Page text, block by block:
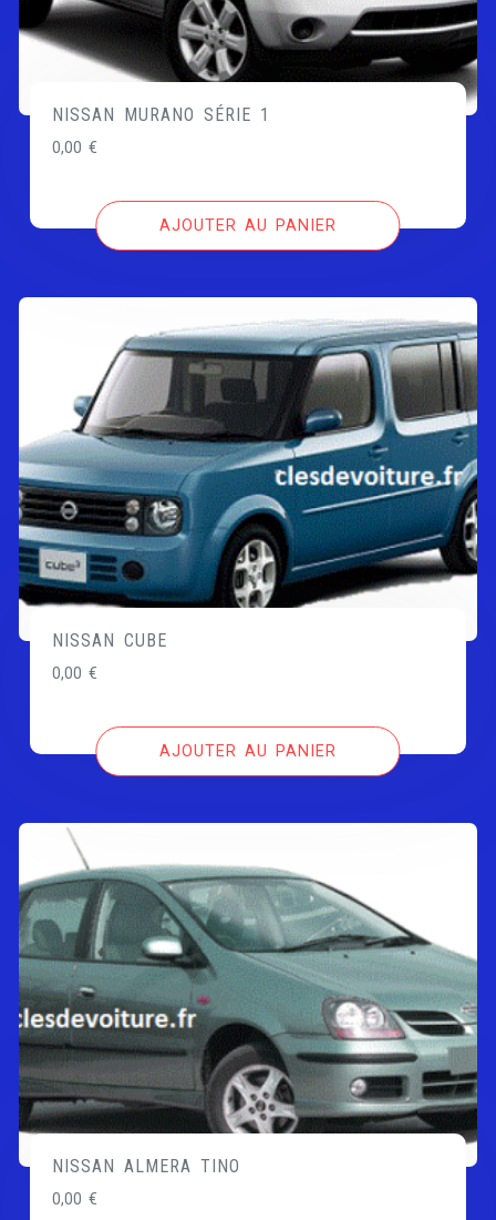
NISSAN MURANO SÉRIE 1
0,00€
AJOUTER AU PANIER
NISSAN CUBE
0,00€
AJOUTER AU PANIER
NISSAN ALMERA TINO
0,00€